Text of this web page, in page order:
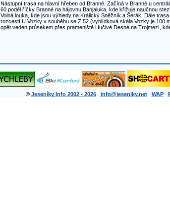
Nástupní trasa na hlavní hřeben od Branné. Začíná v Branné u
60 podél říčky Branné na hájovnu Banjaluka, kde křižuje naučnou
Volná louka, kde jsou výhledy na Králický Sněžník a Šerák. Dále
rozcestí U Vozky v souběhu se Z 52 (vyhlídková skála Vozky je 100
opět veden průsekem přes prameniště Hučivé Desné na Trojmezí,
© Jeseníky Info 2002 - 2026 info@jeseniky.net WAP